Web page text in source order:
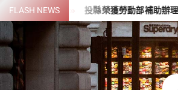
Skip
to
content
FLASH NEWS
投縣榮獲勞動部補助辦理督促事業單